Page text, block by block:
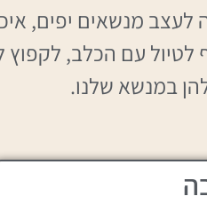
לעצב מנשאים יפים,
לטיול עם הכלב,
במנשא שלנו.